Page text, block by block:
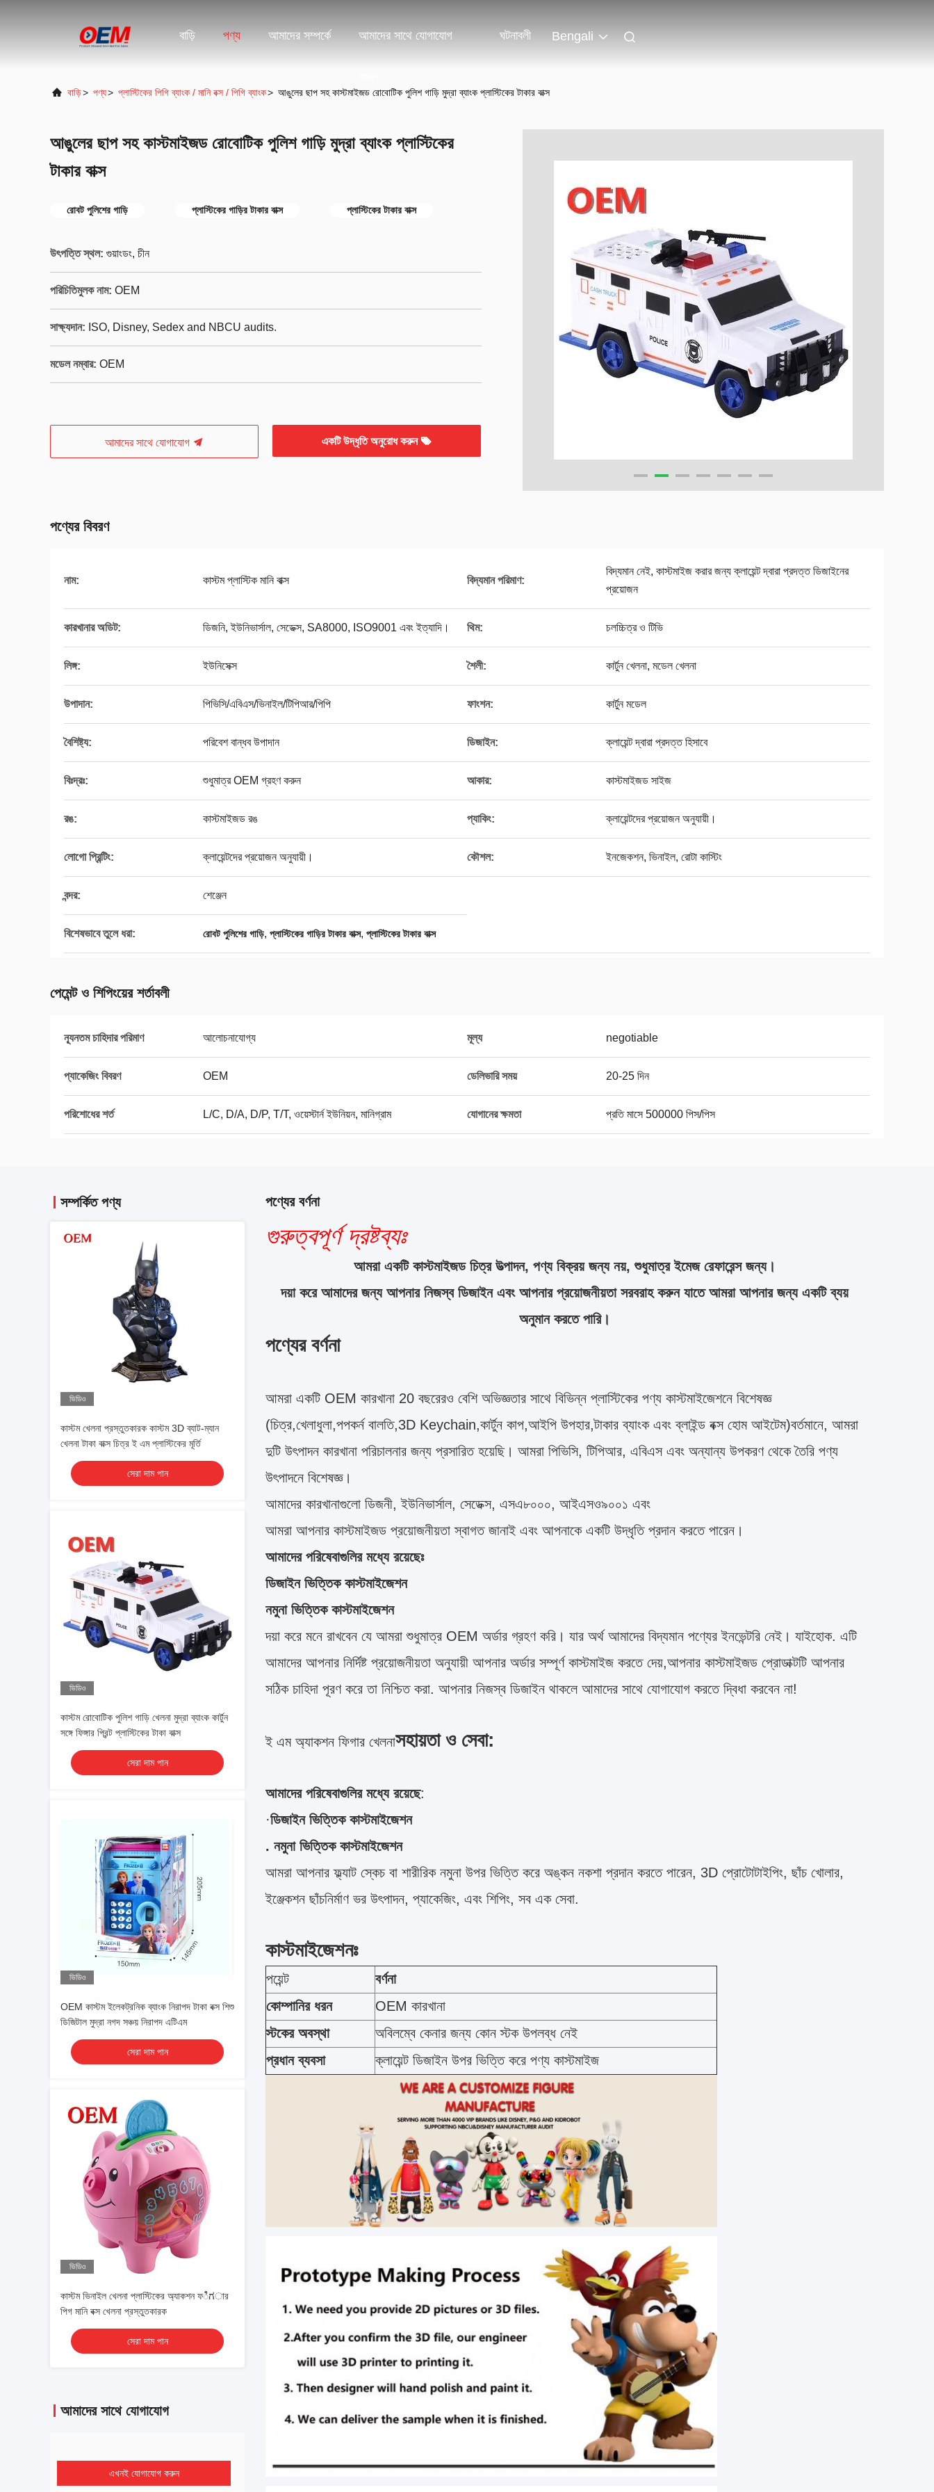
বাড়ি পণ্য আমাদের সম্পর্কে আমাদের সাথে যোগাযোগ ঘটনাবলী Bengali
বাড়ি> পণ্য> প্লাস্টিকের পিগি ব্যাংক / মানি বক্স / পিগি ব্যাংক> আঙুলের ছাপ সহ কাস্টমাইজড রোবোটিক পুলিশ গাড়ি মুদ্রা ব্যাংক প্লাস্টিকের টাকার বাক্স
আঙুলের ছাপ সহ কাস্টমাইজড রোবোটিক পুলিশ গাড়ি মুদ্রা ব্যাংক প্লাস্টিকের
টাকার বাক্স
রোবট পুলিশের গাড়ি প্লাস্টিকের গাড়ির টাকার বাক্স প্লাস্টিকের টাকার বাক্স
উৎপত্তি স্থল: গুয়াংডং, চীন
পরিচিতিমুলক নাম: OEM
সাক্ষ্যদান: ISO, Disney, Sedex and NBCU audits.
মডেল নম্বার: OEM
আমাদের সাথে যোগাযোগ একটি উদ্ধৃতি অনুরোধ করুন
পণ্যের বিবরণ
নাম: কাস্টম প্লাস্টিক মানি বাক্স বিদ্যমান পরিমাণ:
বিদ্যমান নেই, কাস্টমাইজ করার জন্য ক্লায়েন্ট দ্বারা প্রদত্ত ডিজাইনের
প্রয়োজন
কারখানার অডিট: ডিজনি, ইউনিভার্সাল, সেডেক্স, SA8000, ISO9001 এবং ইত্যাদি। থিম: চলচ্চিত্র ও টিভি
লিঙ্গ: ইউনিসেক্স শৈলী: কার্টুন খেলনা, মডেল খেলনা
উপাদান: পিভিসি/এবিএস/ভিনাইল/টিপিআর/পিপি ফাংশন: কার্টুন মডেল
বৈশিষ্ট্য: পরিবেশ বান্ধব উপাদান ডিজাইন: ক্লায়েন্ট দ্বারা প্রদত্ত হিসাবে
বিঃদ্রঃ: শুধুমাত্র OEM গ্রহণ করুন আকার: কাস্টমাইজড সাইজ
রঙ: কাস্টমাইজড রঙ প্যাকিং: ক্লায়েন্টদের প্রয়োজন অনুযায়ী।
লোগো প্রিন্টিং: ক্লায়েন্টদের প্রয়োজন অনুযায়ী। কৌশল: ইনজেকশন, ভিনাইল, রোটা কাস্টিং
বন্দর: শেঞ্জেন
বিশেষভাবে তুলে ধরা: রোবট পুলিশের গাড়ি, প্লাস্টিকের গাড়ির টাকার বাক্স, প্লাস্টিকের টাকার বাক্স
পেমেন্ট ও শিপিংয়ের শর্তাবলী
ন্যূনতম চাহিদার পরিমাণ আলোচনাযোগ্য মূল্য negotiable
প্যাকেজিং বিবরণ OEM ডেলিভারি সময় 20-25 দিন
পরিশোধের শর্ত L/C, D/A, D/P, T/T, ওয়েস্টার্ন ইউনিয়ন, মানিগ্রাম যোগানের ক্ষমতা প্রতি মাসে 500000 পিস/পিস
সম্পর্কিত পণ্য
ভিডিও
কাস্টম খেলনা প্রস্তুতকারক কাস্টম 3D ব্যাট-ম্যান
খেলনা টাকা বাক্স চিত্র ই এম প্লাস্টিকের মূর্তি
সেরা দাম পান
ভিডিও
কাস্টম রোবোটিক পুলিশ গাড়ি খেলনা মুদ্রা ব্যাংক কার্টুন
সঙ্গে ফিঙ্গার প্রিন্ট প্লাস্টিকের টাকা বাক্স
সেরা দাম পান
ভিডিও
OEM কাস্টম ইলেকট্রনিক ব্যাংক নিরাপদ টাকা বক্স শিশু
ডিজিটাল মুদ্রা নগদ সঞ্চয় নিরাপদ এটিএম
সেরা দাম পান
ভিডিও
কাস্টম ভিনাইল খেলনা প্লাস্টিকের অ্যাকশন ফಿಗার
পিগ মানি বক্স খেলনা প্রস্তুতকারক
সেরা দাম পান
আমাদের সাথে যোগাযোগ
এখনই যোগাযোগ করুন
পণ্যের বর্ণনা
গুরুত্বপূর্ণ দ্রষ্টব্যঃ
আমরা একটি কাস্টমাইজড চিত্র উত্পাদন, পণ্য বিক্রয় জন্য নয়, শুধুমাত্র ইমেজ রেফারেন্স জন্য।
দয়া করে আমাদের জন্য আপনার নিজস্ব ডিজাইন এবং আপনার প্রয়োজনীয়তা সরবরাহ করুন যাতে আমরা আপনার জন্য একটি ব্যয়
অনুমান করতে পারি।
পণ্যের বর্ণনা
আমরা একটি OEM কারখানা 20 বছরেরও বেশি অভিজ্ঞতার সাথে বিভিন্ন প্লাস্টিকের পণ্য কাস্টমাইজেশনে বিশেষজ্ঞ
(চিত্র,খেলাধুলা,পপকর্ন বালতি,3D Keychain,কার্টুন কাপ,আইপি উপহার,টাকার ব্যাংক এবং ব্লাইন্ড বক্স হোম আইটেম)বর্তমানে, আমরা
দুটি উৎপাদন কারখানা পরিচালনার জন্য প্রসারিত হয়েছি। আমরা পিভিসি, টিপিআর, এবিএস এবং অন্যান্য উপকরণ থেকে তৈরি পণ্য
উৎপাদনে বিশেষজ্ঞ।
আমাদের কারখানাগুলো ডিজনী, ইউনিভার্সাল, সেডেক্স, এসএ৮০০০, আইএসও৯০০১ এবং
আমরা আপনার কাস্টমাইজড প্রয়োজনীয়তা স্বাগত জানাই এবং আপনাকে একটি উদ্ধৃতি প্রদান করতে পারেন।
আমাদের পরিষেবাগুলির মধ্যে রয়েছেঃ
ডিজাইন ভিত্তিক কাস্টমাইজেশন
নমুনা ভিত্তিক কাস্টমাইজেশন
দয়া করে মনে রাখবেন যে আমরা শুধুমাত্র OEM অর্ডার গ্রহণ করি। যার অর্থ আমাদের বিদ্যমান পণ্যের ইনভেন্টরি নেই। যাইহোক. এটি
আমাদের আপনার নির্দিষ্ট প্রয়োজনীয়তা অনুযায়ী আপনার অর্ডার সম্পূর্ণ কাস্টমাইজ করতে দেয়,আপনার কাস্টমাইজড প্রোডাক্টটি আপনার
সঠিক চাহিদা পূরণ করে তা নিশ্চিত করা. আপনার নিজস্ব ডিজাইন থাকলে আমাদের সাথে যোগাযোগ করতে দ্বিধা করবেন না!
ই এম অ্যাকশন ফিগার খেলনাসহায়তা ও সেবা:
আমাদের পরিষেবাগুলির মধ্যে রয়েছে:
·ডিজাইন ভিত্তিক কাস্টমাইজেশন
. নমুনা ভিত্তিক কাস্টমাইজেশন
আমরা আপনার ফ্ল্যাট স্কেচ বা শারীরিক নমুনা উপর ভিত্তি করে অঙ্কন নকশা প্রদান করতে পারেন, 3D প্রোটোটাইপিং, ছাঁচ খোলার,
ইঞ্জেকশন ছাঁচনির্মাণ ভর উৎপাদন, প্যাকেজিং, এবং শিপিং, সব এক সেবা.
কাস্টমাইজেশনঃ
পয়েন্ট
বর্ণনা
কোম্পানির ধরন
OEM কারখানা
স্টকের অবস্থা
অবিলম্বে কেনার জন্য কোন স্টক উপলব্ধ নেই
প্রধান ব্যবসা
ক্লায়েন্ট ডিজাইন উপর ভিত্তি করে পণ্য কাস্টমাইজ